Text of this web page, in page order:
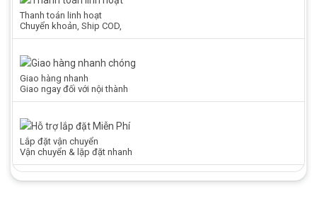
Thanh toán linh hoạt
Chuyển khoản, Ship COD,
Giao hàng nhanh
Giao ngay đối với nội thành
Lắp đặt vận chuyển
Vận chuyển & lặp đặt nhanh